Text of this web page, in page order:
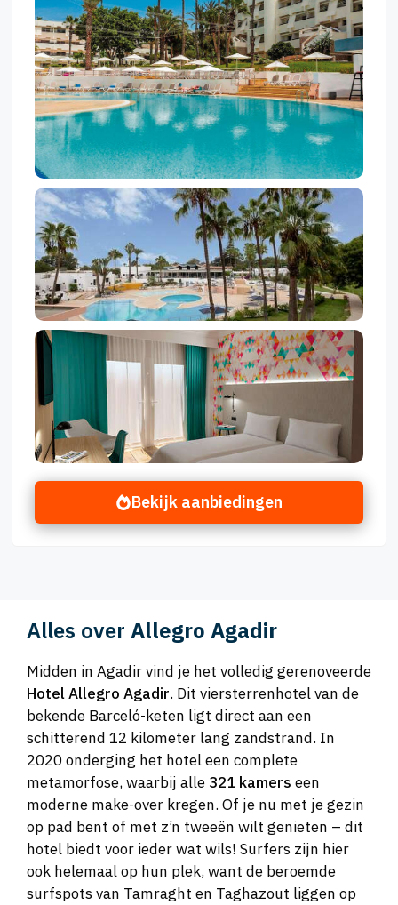
Bekijk aanbiedingen
Alles over Allegro Agadir
Midden in Agadir vind je het volledig gerenoveerde
Hotel Allegro Agadir. Dit viersterrenhotel van de
bekende Barceló-keten ligt direct aan een
schitterend 12 kilometer lang zandstrand. In
2020 onderging het hotel een complete
metamorfose, waarbij alle 321 kamers een
moderne make-over kregen. Of je nu met je gezin
op pad bent of met z’n tweeën wilt genieten – dit
hotel biedt voor ieder wat wils! Surfers zijn hier
ook helemaal op hun plek, want de beroemde
surfspots van Tamraght en Taghazout liggen op